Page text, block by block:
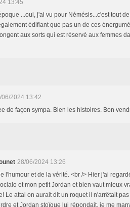
13:45
...oui, j'ai vu pour Némésis...c'est tout
édifiant que pas un de ces
aux sorts qui est réservé aux femmes
06/2024 13:42
de façon sympa. Bien les histoires. Bon
28/06/2024 13:26
l'humour et de la vérité. <br /> Hier j'ai
et mon petit Jordan et bien vaut mieux
Le attal on aurait dit un roquet il n'arrêtait
et Jordan stoïque lui répondait, je me